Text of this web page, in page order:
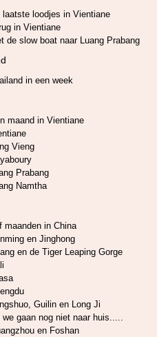
laatste loodjes in Vientiane
in Vientiane
de slow boat naar Luang Prabang
in een week
maand in Vientiane
Vieng
Prabang
Namtha
maanden in China
en Jinghong
en de Tiger Leaping Gorge
Guilin en Long Ji
we gaan nog niet naar huis.....
en Foshan